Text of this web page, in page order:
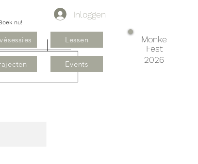
nu!
Lessen
Events
Inloggen
Monke
Fest
2026